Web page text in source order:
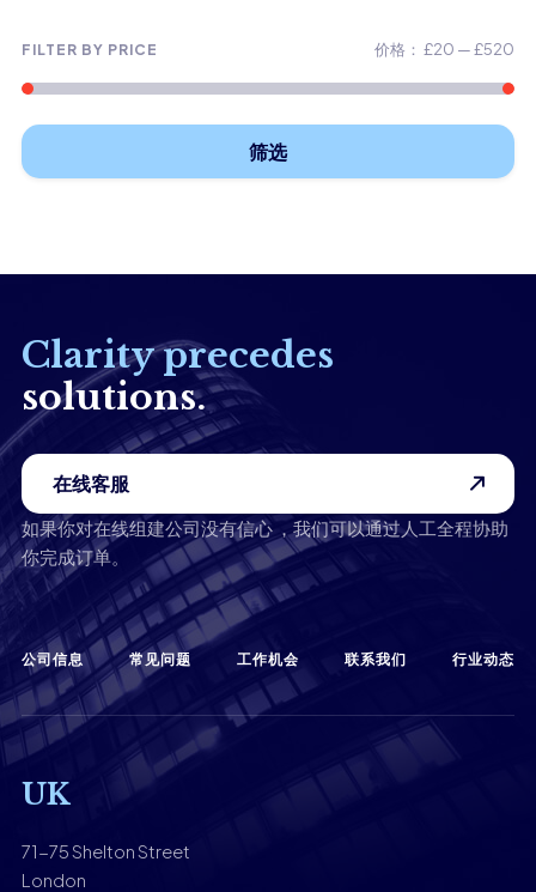
FILTER BY PRICE
低
价
高
价
筛选
价格：£20 —£520
Clarity precedes
solutions.
在线客服
如果你对在线组建公司没有信心 ，我们可以通过人工全程协助
你完成订单。
公司信息 常见问题 工作机会 联系我们 行业动态
UK
71-75 Shelton Street
London